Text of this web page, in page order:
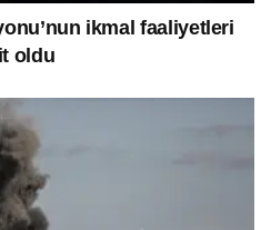
ikmal faaliyetleri
oldu